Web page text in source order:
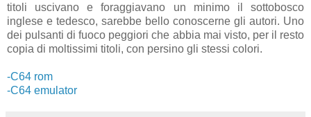
titoli uscivano e foraggiavano un minimo il sottobosco
inglese e tedesco, sarebbe bello conoscerne gli autori. Uno
dei pulsanti di fuoco peggiori che abbia mai visto, per il resto
copia di moltissimi titoli, con persino gli stessi colori.
-C64 rom
-C64 emulator